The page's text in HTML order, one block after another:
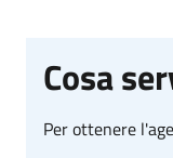
Cosa
Per ottenere